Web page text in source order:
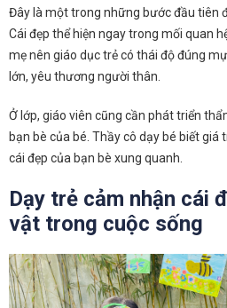
Đây là một trong những bước đầu tiên
Cái đẹp thể hiện ngay trong mối quan
mẹ nên giáo dục trẻ có thái độ đúng
lớn, yêu thương người thân.
Ở lớp, giáo viên cũng cần phát triển
bạn bè của bé. Thầy cô dạy bé biết
cái đẹp của bạn bè xung quanh.
Dạy trẻ cảm nhận cái
vật trong cuộc sống